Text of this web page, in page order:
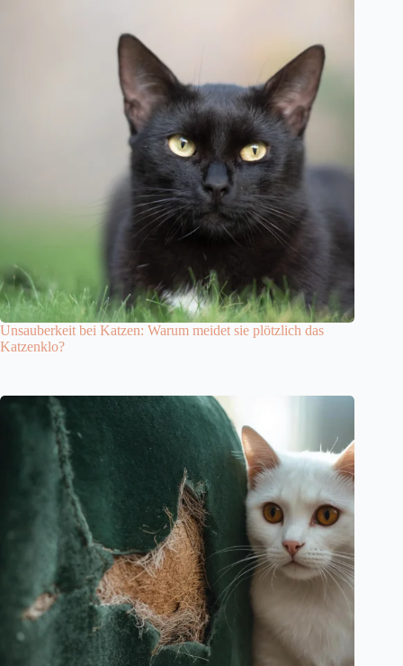
Unsauberkeit bei Katzen: Warum meidet sie plötzlich das
Katzenklo?